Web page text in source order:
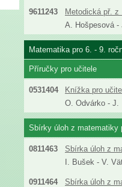
9611243
Metodická př.
A. Hošpesová
Matematika pro 6. - 9.
Příručky pro učitele
0531404
Knížka pro
O. Odvárko - J.
Sbírky úloh z matematiky
0811463
Sbírka úloh z
I. Bušek - V.
0911464
Sbírka úloh z